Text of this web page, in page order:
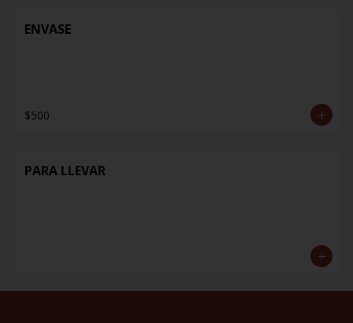
ENVASE
$500
PARA LLEVAR